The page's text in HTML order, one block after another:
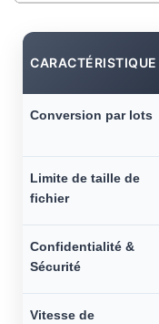
CARACTÉRISTIQUE
Conversion par lots
Limite de taille de
fichier
Confidentialité &
Sécurité
Vitesse de